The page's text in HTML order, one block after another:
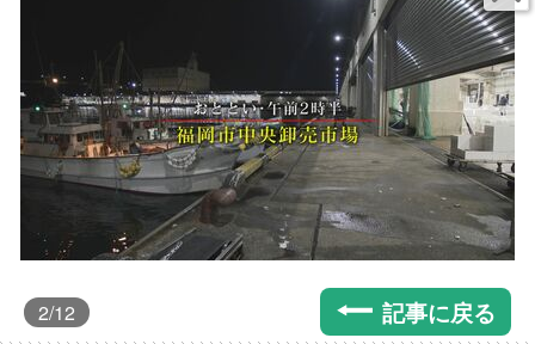
2/12 記事に戻る